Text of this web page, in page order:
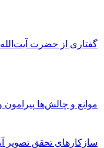
گفتاری از حضرت
موانع و چالش‌ها
سازکارهای تحقق تصویر